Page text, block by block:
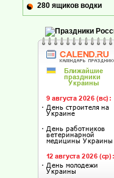
280 ящиков водки